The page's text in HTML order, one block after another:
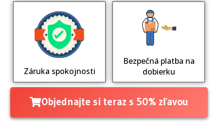
Záruka spokojnosti
Bezpečná platba na
dobierku
Objednajte si teraz s 50% zľavou